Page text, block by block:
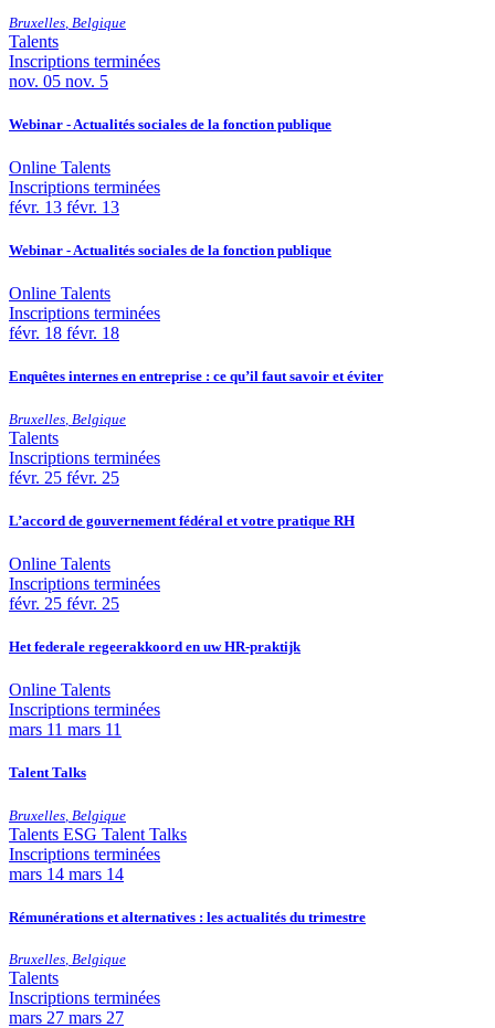
Bruxelles Belgique
Talents
Inscriptions terminées
nov. 05 nov. 5
Webinar - Actualités sociales de la fonction publique
Online Talents
Inscriptions terminées
févr. 13 févr. 13
Webinar - Actualités sociales de la fonction publique
Online Talents
Inscriptions terminées
févr. 18 févr. 18
Enquêtes internes en entreprise : ce qu’il faut savoir et éviter
Bruxelles Belgique
Talents
Inscriptions terminées
févr. 25 févr. 25
L’accord de gouvernement fédéral et votre pratique RH
Online Talents
Inscriptions terminées
févr. 25 févr. 25
Het federale regeerakkoord en uw HR-praktijk
Online Talents
Inscriptions terminées
mars 11 mars 11
Talent Talks
Bruxelles Belgique
Talents ESG Talent Talks
Inscriptions terminées
mars 14 mars 14
Rémunérations et alternatives : les actualités du trimestre
Bruxelles, Belgique
Talents
Inscriptions terminées
mars 27 mars 27